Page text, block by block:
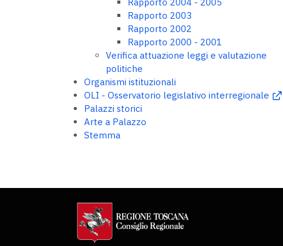
Rapporto 2003
Rapporto 2002
Rapporto 2000 - 2001
Verifica attuazione leggi e valutazione
politiche
Organismi istituzionali
OLI - Osservatorio legislativo interregionale
Palazzi storici
Arte a Palazzo
Stemma